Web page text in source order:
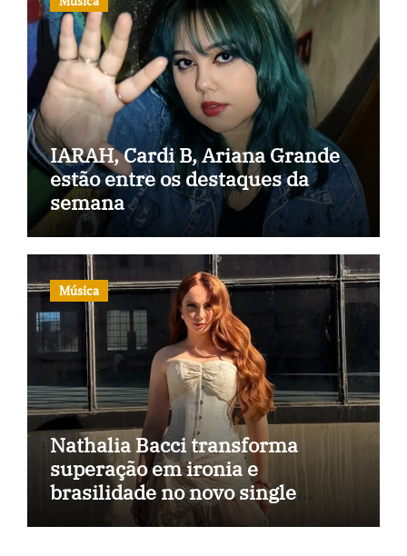
IARAH, Cardi B, Ariana Grande
estão entre os destaques da
semana
Música
Nathalia Bacci transforma
superação em ironia e
brasilidade no novo single
“Imagina Eu”